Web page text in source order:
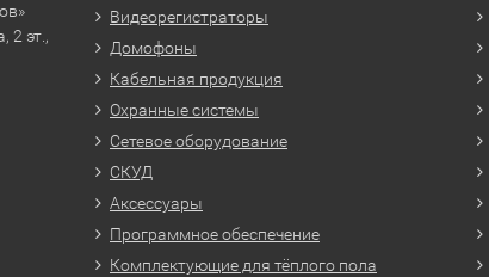
2 эт.,
Видеорегистраторы
Домофоны
Кабельная продукция
Охранные системы
Сетевое оборудование
СКУД
Аксессуары
Программное обеспечение
Комплектующие для тёплого пола